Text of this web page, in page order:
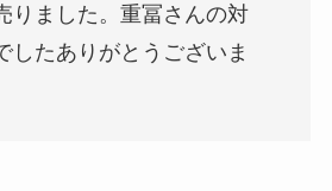
りました。重冨さんの対
したありがとうございま